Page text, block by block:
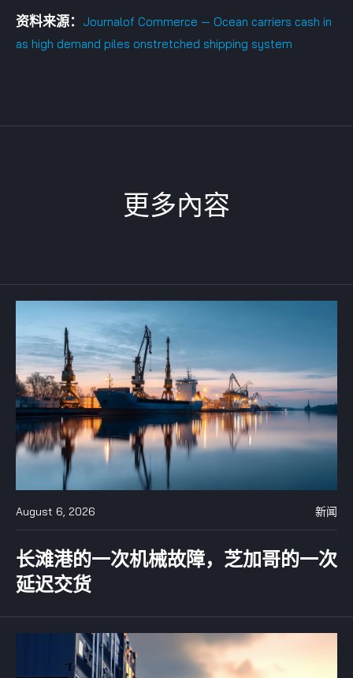
资料来源： Journalof Commerce — Ocean carriers cash in
as high demand piles onstretched shipping system
更多內容
August 6, 2026 新闻
长滩港的一次机械故障，芝加哥的一次
延迟交货